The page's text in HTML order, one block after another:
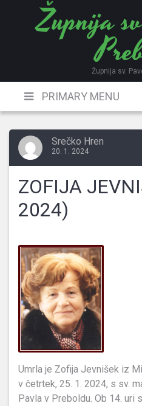
Župnija
Župnija sv.
PRIMARY MENU
Srečko Hren
20. 1. 2024
ZOFIJA
2024)
Umrla je Zofija Jevnišek iz
v četrtek, 25. 1. 2024, s sv.
Pavla v Preboldu. Ob 14. uri